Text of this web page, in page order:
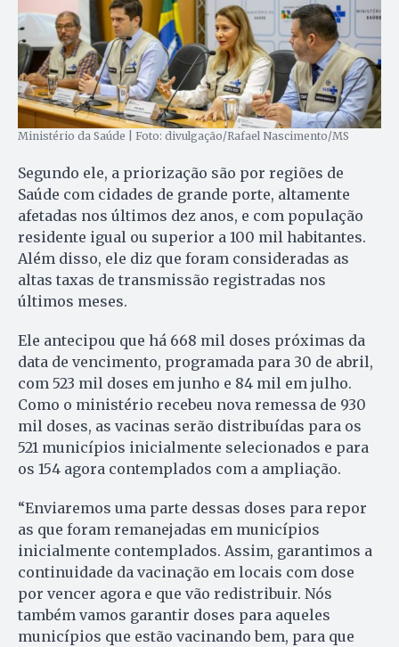
Ministério da Saúde | Foto: divulgação/Rafael Nascimento/MS
Segundo ele, a priorização são por regiões de
Saúde com cidades de grande porte, altamente
afetadas nos últimos dez anos, e com população
residente igual ou superior a 100 mil habitantes.
Além disso, ele diz que foram consideradas as
altas taxas de transmissão registradas nos
últimos meses.
Ele antecipou que há 668 mil doses próximas da
data de vencimento, programada para 30 de abril,
com 523 mil doses em junho e 84 mil em julho.
Como o ministério recebeu nova remessa de 930
mil doses, as vacinas serão distribuídas para os
521 municípios inicialmente selecionados e para
os 154 agora contemplados com a ampliação.
“Enviaremos uma parte dessas doses para repor
as que foram remanejadas em municípios
inicialmente contemplados. Assim, garantimos a
continuidade da vacinação em locais com dose
por vencer agora e que vão redistribuir. Nós
também vamos garantir doses para aqueles
municípios que estão vacinando bem, para que